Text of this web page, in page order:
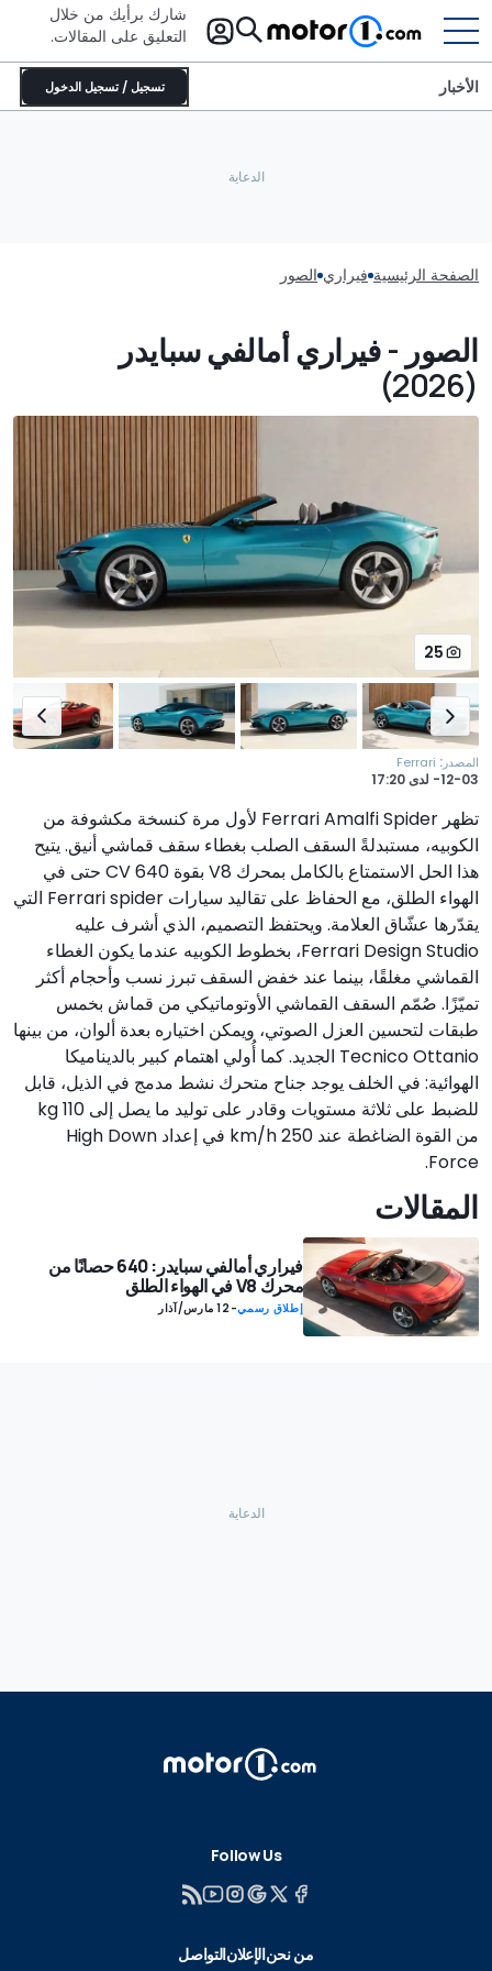
شارك برأيك من خلال
التعليق على المقالات.
تسجيل / تسجيل الدخول الأخبار
الصفحة الرئيسية فيراري الصور
الصور - فيراري أمالفي سبايدر
(2026)
25
المصدر:
Ferrari
12-03- لدى
تظهر Ferrari Amalfi Spider لأول مرة كنسخة مكشوفة من
الكوبيه، مستبدلةً السقف الصلب بغطاء سقف قماشي أنيق. يتيح
هذا الحل الاستمتاع بالكامل بمحرك V8 بقوة 640 CV حتى في
الهواء الطلق، مع الحفاظ على تقاليد سيارات Ferrari spider التي
يقدّرها عشّاق العلامة. ويحتفظ التصميم، الذي أشرف عليه
Ferrari Design Studio، بخطوط الكوبيه عندما يكون الغطاء
القماشي مغلقًا، بينما عند خفض السقف تبرز نسب وأحجام أكثر
تميّزًا. صُمّم السقف القماشي الأوتوماتيكي من قماش بخمس
طبقات لتحسين العزل الصوتي، ويمكن اختياره بعدة ألوان، من بينها
Tecnico Ottanio الجديد. كما أُولي اهتمام كبير بالديناميكا
الهوائية: في الخلف يوجد جناح متحرك نشط مدمج في الذيل، قابل
للضبط على ثلاثة مستويات وقادر على توليد ما يصل إلى 110 kg
من القوة الضاغطة عند 250 km/h في إعداد High Down
Force.
المقالات
فيراري أمالفي سبايدر: 640 حصانًا من
محرك V8 في الهواء الطلق
إطلاق رسمي-12 مارس/آذار
Follow Us
من نحنالإعلانالتواصل